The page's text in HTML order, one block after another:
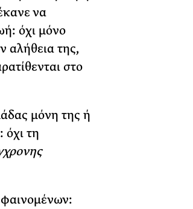
να
όχι μόνο
αλήθεια της,
στο
μόνη της ή
τη